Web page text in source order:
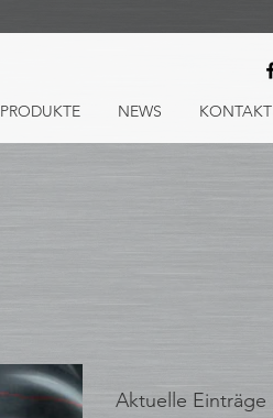
PRODUKTE NEWS KONTAKT
Aktuelle Einträge